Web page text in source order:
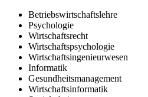
Betriebswirtschaftslehre
Psychologie
Wirtschaftsrecht
Wirtschaftspsychologie
Wirtschaftsingenieurwesen
Informatik
Gesundheitsmanagement
Wirtschaftsinformatik